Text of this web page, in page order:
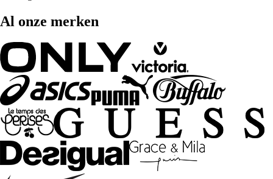
Al onze merken